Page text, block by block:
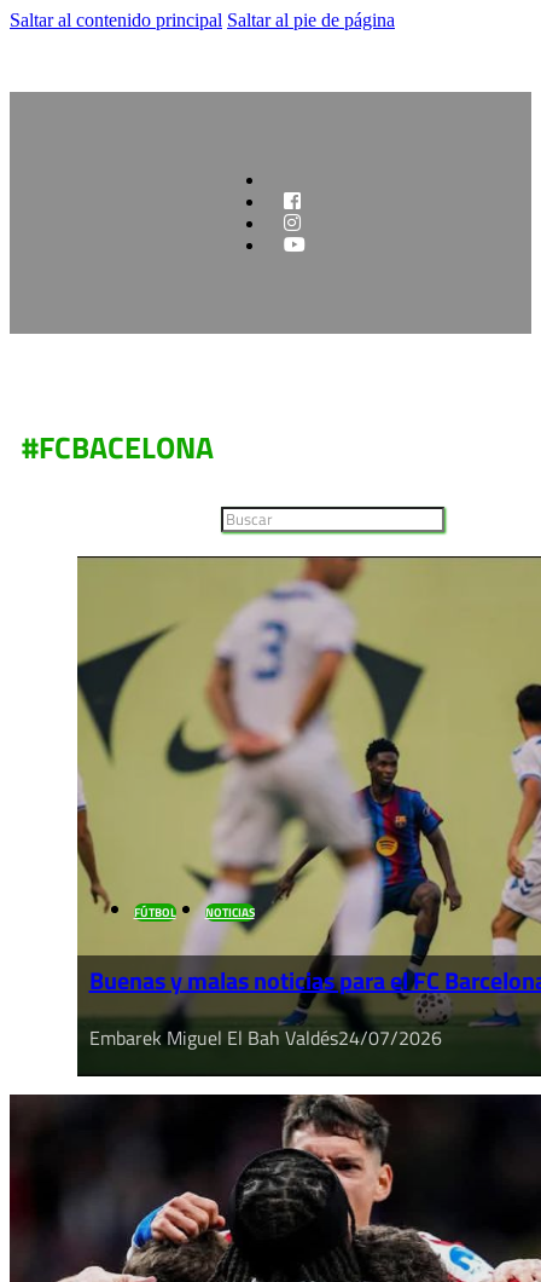
Saltar al contenido principal Saltar al pie de página
#FCBACELONA
FÚTBOL NOTICIAS
Buenas y malas noticias para el FC
Embarek Miguel El Bah Valdés24/07/2026